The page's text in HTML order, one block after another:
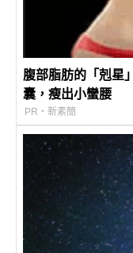
腹部脂肪的「剋星
囊，瘦出小蠻腰
PR・新素簡